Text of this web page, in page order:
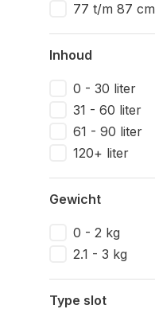
77 t/m 87 cm
Inhoud
0 - 30 liter
31 - 60 liter
61 - 90 liter
120+ liter
Gewicht
0 - 2 kg
2.1 - 3 kg
Type slot